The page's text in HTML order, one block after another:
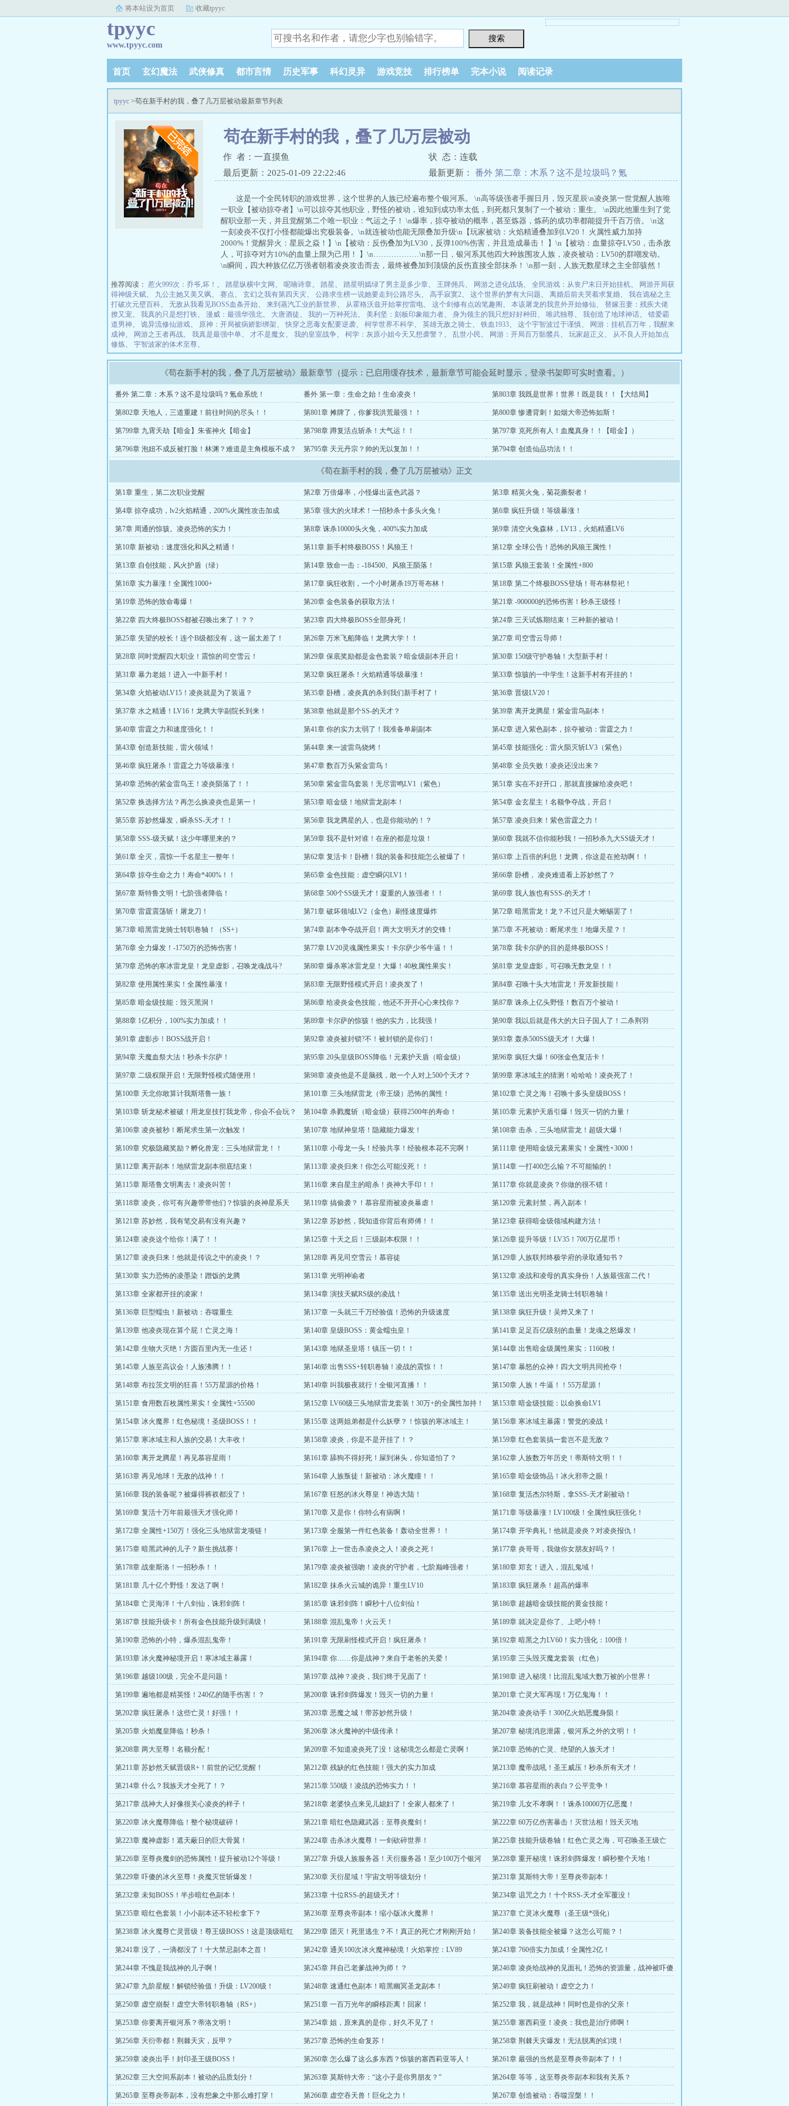
将本站设为首页 收藏tpyyc
tpyyc
www.tpyyc.com
首页 玄幻魔法 武侠修真 都市言情 历史军事 科幻灵异 游戏竞技 排行榜单 完本小说 阅读记录
tpyyc >苟在新手村的我，叠了几万层被动最新章节列表
苟在新手村的我，叠了几万层被动
作 者：一直摸鱼
状 态：连载
最后更新：2025-01-09 22:22:46
最新更新： 番外 第二章：木系？这不是垃圾吗？氪
这是一个全民转职的游戏世界，这个世界的人族已经遍布整个银河系。 \n高等级强者手握日月，毁灭星辰\n凌炎第一世觉醒人族唯
一职业【被动掠夺者】\n可以掠夺其他职业，野怪的被动，谁知到成功率太低，到死都只复制了一个被动：重生。 \n因此他重生到了觉
醒职业那一天，并且觉醒第二个唯一职业：气运之子！ \n爆率，掠夺被动的概率，甚至炼器，炼药的成功率都能提升千百万倍。 \n这
一刻凌炎不仅打小怪都能爆出究极装备。\n就连被动也能无限叠加升级\n【玩家被动：火焰精通叠加到LV20！ 火属性威力加持
2000%！觉醒异火：星辰之焱！】\n【被动：反伤叠加为LV30，反弹100%伤害，并且造成暴击！ 】\n【被动：血量掠夺LV50，击杀敌
人，可掠夺对方10%的血量上限为己用！ 】\n………………\n那一日，银河系其他四大种族围攻人族，凌炎被动：LV50的群嘲发动。
\n瞬间，四大种族亿亿万强者朝着凌炎攻击而去，最终被叠加到顶级的反伤直接全部抹杀！ \n那一刻，人族无数星球之主全部骇然！
推荐阅读： 惹火999次：乔爷,坏！ 、 踏星纵横中文网 、 呢喃诗章、 踏星、 踏星明嫣绿了男主是多少章、 王牌佣兵、 网游之进化战场、 全民游戏：从丧尸末日开始挂机、
网游开局获
得神级天赋、 九公主她又美又飒、 赛点、 玄幻之我有第四天灾、 公路求生榜一说她要走到公路尽头、 高手寂寞2、 这个世界的梦有大问题、 离婚后前夫哭着求复婚、 我在诡秘之主
打破次元壁百科、 无敌从我看见BOSS血条开始、 来到蒸汽工业的新世界、 从霍格沃兹开始掌控雷电、 这个剑修有点凶笔趣阁 、 本该屠龙的我意外开始修仙、 替嫁丑妻：残疾大佬
撩又宠、 我真的只是想打铁、 漫威：最强华强北、 大唐酒徒、 我的一万种死法、 美利坚：刻板印象能力者、 身为领主的我只想好好种田 、 唯武独尊、 我创造了地球神话、 错爱霸
道男神、 诡异流修仙游戏、 原神：开局被病娇影绑架、 快穿之恶毒女配要逆袭、 柯学世界不科学、 英雄无敌之骑士、 铁血1933、 这个宇智波过于谨慎、
网游：挂机百万年，我醒来
成神、 网游之王者再战、 我真是最强中单、 才不是魔女、 我的皇室战争、 柯学：灰原小姐今天又想袭警？ 、 乱世小民、 网游：开局百万骷髅兵、 玩家超正义 、 从不良人开始加点
修炼、 宇智波家的体术至尊、
《苟在新手村的我，叠了几万层被动》最新章节（提示：已启用缓存技术，最新章节可能会延时显示，登录书架即可实时查看。）
番外 第二章：木系？这不是垃圾吗？氪命系统！ 番外 第一章：生命之始！生命凌炎！ 第803章 我既是世界！世界！既是我！！【大结局】
第802章 天地人，三道重建！前往时间的尽头！！ 第801章 摊牌了，你爹我洪荒最强！！ 第800章 惨遭背刺！如烟大帝恐怖如斯！
第799章 九霄天劫【暗金】朱雀神火【暗金】 第798章 蹲复活点斩杀！大气运！！ 第797章 克死所有人！血魔真身！！【暗金】）
第796章 泡妞不成反被打脸！林渊？难道是主角模板不成？ 第795章 天元丹宗？帅的无以复加！！ 第794章 创造仙品功法！！
《苟在新手村的我，叠了几万层被动》正文
第1章 重生，第二次职业觉醒 第2章 万倍爆率，小怪爆出蓝色武器？ 第3章 精英火兔，菊花撕裂者！
第4章 掠夺成功，lv2火焰精通，200%火属性攻击加成 第5章 强大的火球术！一招秒杀十多头火兔！ 第6章 疯狂升级！等级暴涨！
第7章 周通的惊骇。凌炎恐怖的实力！ 第8章 诛杀10000头火兔，400%实力加成 第9章 清空火兔森林，LV13，火焰精通LV6
第10章 新被动：速度强化和风之精通！ 第11章 新手村终极BOSS！风狼王！ 第12章 全球公告！恐怖的风狼王属性！
第13章 自创技能，风火护盾（绿） 第14章 致命一击：-184500、风狼王陨落！ 第15章 风狼王套装！全属性+800
第16章 实力暴涨！全属性1000+ 第17章 疯狂收割，一个小时屠杀19万哥布林！ 第18章 第二个终极BOSS登场！哥布林祭祀！
第19章 恐怖的致命毒爆！ 第20章 金色装备的获取方法！ 第21章 -900000的恐怖伤害！秒杀王级怪！
第22章 四大终极BOSS都被召唤出来了！？？ 第23章 四大终极BOSS全部身死！ 第24章 三天试炼期结束！三种新的被动！
第25章 失望的校长！连个B级都没有，这一届太差了！ 第26章 万米飞船降临！龙腾大学！！ 第27章 司空雪云导师！
第28章 同时觉醒四大职业！震惊的司空雪云！ 第29章 保底奖励都是金色套装？暗金级副本开启！ 第30章 150级守护卷轴！大型新手村！
第31章 暴力老姐！进入一中新手村！ 第32章 疯狂屠杀！火焰精通等级暴涨！ 第33章 惊骇的一中学生！这新手村有开挂的！
第34章 火焰被动LV15！凌炎就是为了装逼？ 第35章 卧槽，凌炎真的杀到我们新手村了！ 第36章 晋级LV20！
第37章 水之精通！LV16！龙腾大学副院长到来！ 第38章 他就是那个SS-的天才？ 第39章 离开龙腾星！紫金雷鸟副本！
第40章 雷霆之力和速度强化！！ 第41章 你的实力太弱了！我准备单刷副本 第42章 进入紫色副本，掠夺被动：雷霆之力！
第43章 创造新技能，雷火领域！ 第44章 来一波雷鸟烧烤！ 第45章 技能强化：雷火陨灭斩LV3（紫色）
第46章 疯狂屠杀！雷霆之力等级暴涨！ 第47章 数百万头紫金雷鸟！ 第48章 全员失败！凌炎还没出来？
第49章 恐怖的紫金雷鸟王！凌炎陨落了！！ 第50章 紫金雷鸟套装！无尽雷鸣LV1（紫色） 第51章 实在不好开口，那就直接嫁给凌炎吧！
第52章 换选择方法？再怎么换凌炎也是第一！ 第53章 暗金级！地狱雷龙副本！ 第54章 金玄星主！名额争夺战，开启！
第55章 苏妙然爆发，瞬杀SS-天才！！ 第56章 我龙腾星的人，也是你能动的！？ 第57章 凌炎归来！紫色雷霆之力！
第58章 SSS-级天赋！这少年哪里来的？ 第59章 我不是针对谁！在座的都是垃圾！ 第60章 我就不信你能秒我！一招秒杀九大SS级天才！
第61章 全灭，震惊一千名星主一整年！ 第62章 复活卡！卧槽！我的装备和技能怎么被爆了！ 第63章 上百倍的利息！龙腾，你这是在抢劫啊！！
第64章 掠夺生命之力！寿命*400%！！ 第65章 金色技能：虚空瞬闪LV1！ 第66章 卧槽， 凌炎难道看上苏妙然了？
第67章 斯特鲁文明！七阶强者降临！ 第68章 500个SS级天才！凝重的人族强者！！ 第69章 我人族也有SSS-的天才！
第70章 雷霆震荡斩！屠龙刀！ 第71章 破坏领域LV2（金色）刷怪速度爆炸 第72章 暗黑雷龙！龙？不过只是大蜥蜴罢了！
第73章 暗黑雷龙骑士转职卷轴！（SS+） 第74章 副本争夺战开启！两大文明天才的交锋！ 第75章 不死被动：断尾求生！地爆天星？！
第76章 全力爆发！-1750万的恐怖伤害！ 第77章 LV20灵魂属性果实！卡尔萨少爷牛逼！！ 第78章 我卡尔萨的目的是终极BOSS！
第79章 恐怖的寒冰雷龙皇！龙皇虚影，召唤龙魂战斗? 第80章 爆杀寒冰雷龙皇！大爆！40枚属性果实！ 第81章 龙皇虚影，可召唤无数龙皇！！
第82章 使用属性果实！全属性暴涨！ 第83章 无限野怪模式开启！凌炎发了！ 第84章 召唤十头大地雷龙！开发新技能！
第85章 暗金级技能：毁灭黑洞！ 第86章 给凌炎金色技能，他还不开开心心来找你？ 第87章 诛杀上亿头野怪！数百万个被动！
第88章 1亿积分，100%实力加成！！ 第89章 卡尔萨的惊骇！他的实力，比我强！ 第90章 我以后就是伟大的大日子国人了！二杀荆羽
第91章 虚影步！BOSS战开启！ 第92章 凌炎被封锁?不！被封锁的是你们！ 第93章 轰杀500SS级天才！大爆！
第94章 天魔血祭大法！秒杀卡尔萨！ 第95章 20头皇级BOSS降临！元素护天盾（暗金级） 第96章 疯狂大爆！60张金色复活卡！
第97章 二级权限开启！无限野怪模式随便用！ 第98章 凌炎他是不是脑残，敢一个人对上500个天才？ 第99章 寒冰域主的猜测！哈哈哈！凌炎死了！
第100章 天北你敢算计我斯塔鲁一族！ 第101章 三头地狱雷龙（帝王级）恐怖的属性！ 第102章 亡灵之海！召唤十多头皇级BOSS！
第103章 斩龙秘术被破！用龙皇技打我龙帝，你会不会玩？ 第104章 杀戮魔斩（暗金级）获得2500年的寿命！ 第105章 元素护天盾引爆！毁灭一切的力量！
第106章 凌炎被秒！断尾求生第一次触发！ 第107章 地狱神皇塔！隐藏能力爆发！ 第108章 击杀，三头地狱雷龙！超级大爆！
第109章 究极隐藏奖励？孵化兽宠：三头地狱雷龙！！ 第110章 小母龙一头！经验共享！经验根本花不完啊！ 第111章 使用暗金级元素果实！全属性+3000！
第112章 离开副本！地狱雷龙副本彻底结束！ 第113章 凌炎归来！你怎么可能没死！！ 第114章 一打400怎么输？不可能输的！
第115章 斯塔鲁文明离去！凌炎叫苦！ 第116章 来自星主的暗杀！炎神大手印！！ 第117章 你就是凌炎？你做的很不错！
第118章 凌炎，你可有兴趣带带他们？惊骇的炎神星系天
才！
第119章 搞偷袭？！慕容星雨被凌炎暴虐！ 第120章 元素封禁，再入副本！
第121章 苏妙然，我有笔交易有没有兴趣？ 第122章 苏妙然，我知道你背后有师傅！！ 第123章 获得暗金级领域构建方法！
第124章 凌炎这个给你！满了！！ 第125章 十天之后！三级副本权限！！ 第126章 提升等级！LV35！700万亿星币！
第127章 凌炎归来！他就是传说之中的凌炎！？ 第128章 再见司空雪云！慕容徒 第129章 人族联邦终极学府的录取通知书？
第130章 实力恐怖的凌墨染！蹭饭的龙腾 第131章 光明神谕者 第132章 凌战和凌母的真实身份！人族最强富二代！
第133章 全家都开挂的凌家！ 第134章 演技天赋RS级的凌战！ 第135章 送出光明圣龙骑士转职卷轴！
第136章 巨型蠕虫！新被动：吞噬重生 第137章 一头就三千万经验值！恐怖的升级速度 第138章 疯狂升级！吴烨又来了！
第139章 他凌炎现在算个屁！亡灵之海！ 第140章 皇级BOSS：黄金蠕虫皇！ 第141章 足足百亿级别的血量！龙魂之怒爆发！
第142章 生物大灭绝！方圆百里内无一生还！ 第143章 地狱圣皇塔！镇压一切！！ 第144章 出售暗金级属性果实：1160枚！
第145章 人族至高议会！人族沸腾！！ 第146章 出售SSS+转职卷轴！凌战的震惊！！ 第147章 暴怒的众神！四大文明共同抢夺！
第148章 布拉茨文明的狂喜！55万星源的价格！ 第149章 叫我极夜就行！全银河直播！！ 第150章 人族！牛逼！！55万星源！
第151章 食用数百枚属性果实！全属性+55500 第152章 LV60级三头地狱雷龙套装！30万+的全属性加持！ 第153章 暗金级技能：以命换命LV1
第154章 冰火魔界！红色秘境！圣级BOSS！！ 第155章 这两姐弟都是什么妖孽？！惊骇的寒冰域主！ 第156章 寒冰域主暴露！警觉的凌战！
第157章 寒冰域主和人族的交易！大丰收！ 第158章 凌炎，你是不是开挂了！？ 第159章 红色套装搞一套岂不是无敌？
第160章 离开龙腾星！再见慕容星雨！ 第161章 舔狗不得好死！屎到淋头，你知道怕了？ 第162章 人族数万年历史！蒂斯特文明！！
第163章 再见地球！无敌的战神！！ 第164章 人族叛徒！新被动：冰火魔瞳！！ 第165章 暗金级饰品！冰火邪帝之眼！
第166章 我的装备呢？被爆得裤衩都没了！ 第167章 狂怒的冰火尊皇！神选大陆！ 第168章 复活杰尔特斯，拿SSS-天才刷被动！
第169章 复活十万年前最强天才强化师！ 第170章 又是你！你特么有病啊！ 第171章 等级暴涨！LV100级！全属性疯狂强化！
第172章 全属性+150万！强化三头地狱雷龙项链！ 第173章 全服第一件红色装备！轰动全世界！！ 第174章 开学典礼！他就是凌炎？对凌炎报仇！
第175章 暗黑武神的儿子？新生挑战赛！ 第176章 上一世击杀凌炎之人！凌炎之死！ 第177章 炎哥哥，我做你女朋友好吗？！
第178章 战奎斯洛！一招秒杀！！ 第179章 凌炎被强吻！凌炎的守护者，七阶巅峰强者！ 第180章 郑玄！进入，混乱鬼域！
第181章 几十亿个野怪！发达了啊！ 第182章 抹杀火云城的诡异！重生LV10 第183章 疯狂屠杀！超高的爆率
第184章 亡灵海洋！十八剑仙，诛邪剑阵！ 第185章 诛邪剑阵！瞬秒十八位剑仙！ 第186章 超越暗金级技能的黄金技能！
第187章 技能升级卡！所有金色技能升级到满级！ 第188章 混乱鬼帝！火云天！ 第189章 就决定是你了、上吧小特！
第190章 恐怖的小特，爆杀混乱鬼帝！ 第191章 无限刷怪模式开启！疯狂屠杀！ 第192章 暗黑之力LV60！实力强化：100倍！
第193章 冰火魔神秘境开启！寒冰域主暴露！ 第194章 你……你是战神？来自于老爸的关爱！ 第195章 三头毁灭魔龙套装（红色）
第196章 越级100级，完全不是问题！ 第197章 战神？凌炎，我们终于见面了！ 第198章 进入秘境！比混乱鬼域大数万被的小世界！
第199章 遍地都是精英怪！240亿的随手伤害！？ 第200章 诛邪剑阵爆发！毁灭一切的力量！ 第201章 亡灵大军再现！万亿鬼海！！
第202章 疯狂屠杀！这些亡灵！好强！！ 第203章 恶魔之城！带苏妙然升级！ 第204章 凌炎动手！300亿火焰恶魔身陨！
第205章 火焰魔皇降临！秒杀！ 第206章 冰火魔神的中级传承！ 第207章 秘境消息泄露，银河系之外的文明！！
第208章 两大至尊！名额分配！ 第209章 不知道凌炎死了没！这秘境怎么都是亡灵啊！ 第210章 恐怖的亡灵、绝望的人族天才！
第211章 苏妙然天赋晋级R+！前世的记忆觉醒！ 第212章 残缺的红色技能！强大的实力加成 第213章 魔帝战吼！圣王威压！秒杀所有天才！
第214章 什么？我族天才全死了！？ 第215章 550级！凌战的恐怖实力！！ 第216章 慕容星雨的表白？公平竞争！
第217章 战神大人好像很关心凌炎的样子！ 第218章 老婆快点来见儿媳妇了！全家人都来了！ 第219章 儿女不孝啊！！诛杀10000万亿恶魔！
第220章 冰火魔尊降临！整个秘境破碎！ 第221章 暗红色隐藏武器：至尊炎魔剑！ 第222章 60万亿伤害暴击！灭世法相！毁天灭地
第223章 魔神虚影！遮天蔽日的巨大骨翼！ 第224章 击杀冰火魔尊！一剑砍碎世界！
第225章 技能升级卷轴！红色亡灵之海，可召唤圣王级亡
灵！
第226章 至尊炎魔剑的恐怖属性！提升被动12个等级！
第227章 升级人族服务器！天衍服务器！至少100万个银河
系！
第228章 重开秘境！诛邪剑阵爆发！瞬秒整个天地！
第229章 吓傻的冰火至尊！炎魔灭世斩爆发！ 第230章 天衍星域！宇宙文明等级划分！ 第231章 莫斯特大帝！至尊炎帝副本！
第232章 未知BOSS！半步暗红色副本！ 第233章 十位RSS-的超级天才！ 第234章 诅咒之力！十个RSS-天才全军覆没！
第235章 暗红色套装！小小副本还不轻松拿下？ 第236章 至尊炎帝副本！缩小版冰火魔界！ 第237章 亡灵冰火魔尊（圣王级*强化）
第238章 冰火魔尊亡灵晋级！尊王级BOSS！这是顶级暗红
色副本！
第229章 团灭！死里逃生？不！真正的死亡才刚刚开始！ 第240章 装备技能全被爆？这怎么可能？！
第241章 没了，一滴都没了！十大禁忌副本之首！ 第242章 通关100次冰火魔神秘境！火焰掌控：LV89 第243章 760倍实力加成！全属性2亿！
第244章 不愧是我战神的儿子啊！ 第245章 拜自己老爹战神为师！？
第246章 凌炎给战神的见面礼！恐怖的资源量，战神被吓傻
了！
第247章 九阶星舰！解锁经验值！升级：LV200级！ 第248章 速通红色副本！暗黑幽冥圣龙副本！ 第249章 疯狂刷被动！虚空之力！
第250章 虚空崩裂！虚空大帝转职卷轴（RS+） 第251章 一百万光年的瞬移距离！回家！ 第252章 我，就是战神！同时也是你的父亲！
第253章 你要离开银河系？蒂洛文明！ 第254章 姐，原来真的是你，好久不见了！ 第255章 塞西莉亚！凌炎：我也是治疗师啊！
第256章 天衍帝都！荆棘天灾，反甲？ 第257章 恐怖的生命复苏！ 第258章 荆棘天灾爆发！无法脱离的幻境！
第259章 凌炎出手！封印圣王级BOSS！ 第260章 怎么爆了这么多东西？惊骇的塞西莉亚等人！ 第261章 最强的当然是至尊炎帝副本了！！
第262章 三大空间系副本！被动的品质划分！ 第263章 莫斯特大帝：“这小子是你男朋友？” 第264章 等等，这至尊炎帝副本和我有关系？
第265章 至尊炎帝副本，没有想象之中那么难打穿！ 第266章 虚空吞天兽！巨化之力！ 第267章 创造被动：吞噬涅槃！！